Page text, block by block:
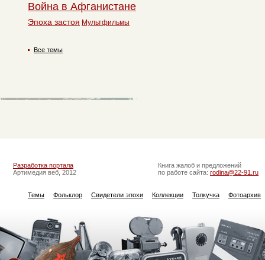
Война в Афганистане
Эпоха застоя Мультфильмы
Все темы
Разработка портала
Артимедия веб, 2012
Книга жалоб и предложений
по работе сайта: rodina@22-91.ru
Темы Фольклор Свидетели эпохи Коллекции Толкучка Фотоархив